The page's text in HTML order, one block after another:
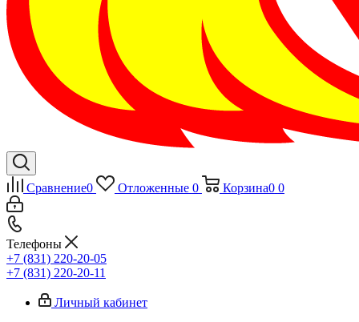
Сравнение0 Отложенные 0 Корзина0 0
Телефоны
+7 (831) 220-20-05
+7 (831) 220-20-11
Личный кабинет